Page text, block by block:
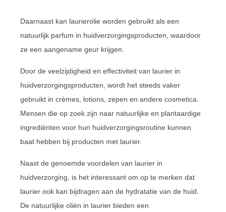
Daarnaast kan laurierolie worden gebruikt als een
natuurlijk parfum in huidverzorgingsproducten, waardoor
ze een aangename geur krijgen.
Door de veelzijdigheid en effectiviteit van laurier in
huidverzorgingsproducten, wordt het steeds vaker
gebruikt in crèmes, lotions, zepen en andere cosmetica.
Mensen die op zoek zijn naar natuurlijke en plantaardige
ingrediënten voor hun huidverzorgingsroutine kunnen
baat hebben bij producten met laurier.
Naast de genoemde voordelen van laurier in
huidverzorging, is het interessant om op te merken dat
laurier ook kan bijdragen aan de hydratatie van de huid.
De natuurlijke oliën in laurier bieden een